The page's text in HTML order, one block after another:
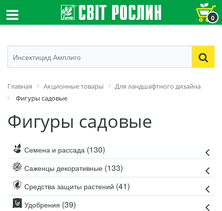
0
Главная Акционные товары
Для ландшафтного дизайна
Фигуры садовые
Фигуры садовые
Семена и рассада (130)
Саженцы декоративные (133)
Средства защиты растений (41)
Удобрения (39)